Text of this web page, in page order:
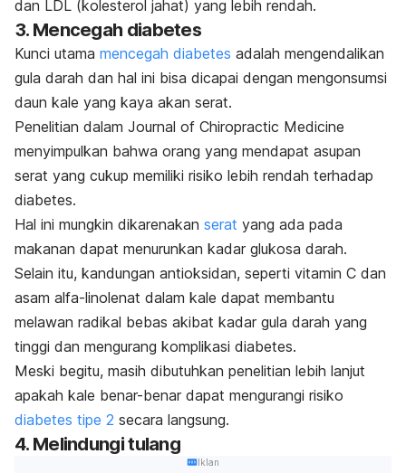
dan LDL (kolesterol jahat) yang lebih rendah.
3. Mencegah diabetes
Kunci utama mencegah diabetes adalah mengendalikan
gula darah dan hal ini bisa dicapai dengan mengonsumsi
daun kale yang kaya akan serat.
Penelitian dalam Journal of Chiropractic Medicine
menyimpulkan bahwa orang yang mendapat asupan
serat yang cukup memiliki risiko lebih rendah terhadap
diabetes.
Hal ini mungkin dikarenakan serat yang ada pada
makanan dapat menurunkan kadar glukosa darah.
Selain itu, kandungan antioksidan, seperti vitamin C dan
asam alfa-linolenat dalam kale dapat membantu
melawan radikal bebas akibat kadar gula darah yang
tinggi dan mengurang komplikasi diabetes.
Meski begitu, masih dibutuhkan penelitian lebih lanjut
apakah kale benar-benar dapat mengurangi risiko
diabetes tipe 2 secara langsung.
4. Melindungi tulang
Iklan